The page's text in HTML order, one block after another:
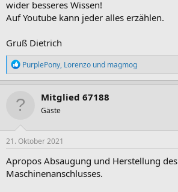
wider besseres Wissen!
Auf Youtube kann jeder alles erzählen.
Gruß Dietrich
R
e
a
t
n
e
:
PurplePony, Lorenzo und magmog
Mitglied 67188
Gäste
21. Oktober 2021
Apropos Absaugung und Herstellung des
Maschinenanschlusses.